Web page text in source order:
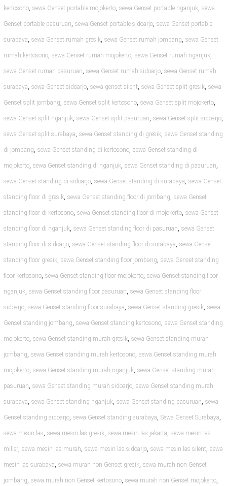
kertosono, sewa Genset portable mojokerto, sewa Genset portable nganjuk, sewa
Genset portable pasuruan, sewa Genset portable sidoarjo, sewa Genset portable
surabaya, sewa Genset rumah gresik, sewa Genset rumah jombang, sewa Genset
rumah kertosono, sewa Genset rumah mojokerto, sewa Genset rumah nganjuk,
sewa Genset rumah pasuruan, sewa Genset rumah sidoarjo, sewa Genset rumah
surabaya, sewa Genset sidoarjo, sewa genset silent, sewa Genset split gresik, sewa
Genset split jombang, sewa Genset split kertosono, sewa Genset split mojokerto,
sewa Genset split nganjuk, sewa Genset split pasuruan, sewa Genset split sidoarjo,
sewa Genset split surabaya, sewa Genset standing di gresik, sewa Genset standing
di jombang, sewa Genset standing di kertosono, sewa Genset standing di
mojokerto, sewa Genset standing di nganjuk, sewa Genset standing di pasuruan,
sewa Genset standing di sidoarjo, sewa Genset standing di surabaya, sewa Genset
standing floor di gresik, sewa Genset standing floor di jombang, sewa Genset
standing floor di kertosono, sewa Genset standing floor di mojokerto, sewa Genset
standing floor di nganjuk, sewa Genset standing floor di pasuruan, sewa Genset
standing floor di sidoarjo, sewa Genset standing floor di surabaya, sewa Genset
standing floor gresik, sewa Genset standing floor jombang, sewa Genset standing
floor kertosono, sewa Genset standing floor mojokerto, sewa Genset standing floor
nganjuk, sewa Genset standing floor pasuruan, sewa Genset standing floor
sidoarjo, sewa Genset standing floor surabaya, sewa Genset standing gresik, sewa
Genset standing jombang, sewa Genset standing kertosono, sewa Genset standing
mojokerto, sewa Genset standing murah gresik, sewa Genset standing murah
jombang, sewa Genset standing murah kertosono, sewa Genset standing murah
mojokerto, sewa Genset standing murah nganjuk, sewa Genset standing murah
pasuruan, sewa Genset standing murah sidoarjo, sewa Genset standing murah
surabaya, sewa Genset standing nganjuk, sewa Genset standing pasuruan, sewa
Genset standing sidoarjo, sewa Genset standing surabaya, Sewa Genset Surabaya,
sewa mesin las, sewa mesin las gresik, sewa mesin las jakarta, sewa mesin las
miller, sewa mesin las murah, sewa mesin las sidoarjo, sewa mesin las silent, sewa
mesin las surabaya, sewa murah non Genset gresik, sewa murah non Genset
jombang, sewa murah non Genset kertosono, sewa murah non Genset mojokerto,